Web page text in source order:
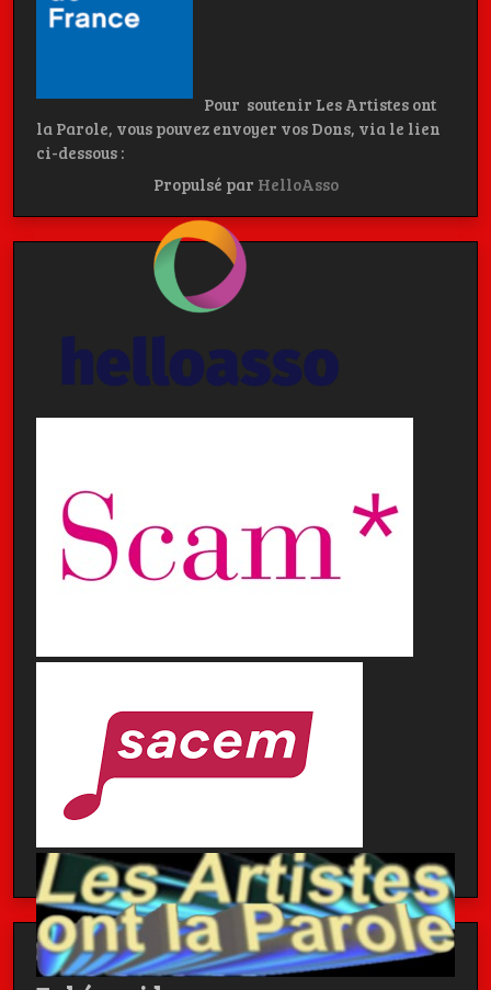
Pour soutenir Les Artistes ont
la Parole, vous pouvez envoyer vos Dons, via le lien
ci-dessous :
Propulsé par HelloAsso